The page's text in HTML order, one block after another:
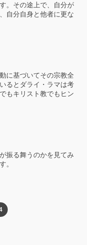
。その途上で、自分が
自分自身と他者に更な
に基づいてその宗教全
るとダライ・ラマは考
もキリスト教でもヒン
振る舞うのかを見てみ
。